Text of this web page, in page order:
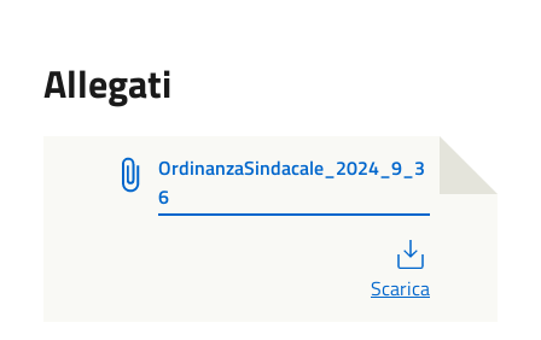
Allegati
OrdinanzaSindacale_2024_9_3
6
Scarica